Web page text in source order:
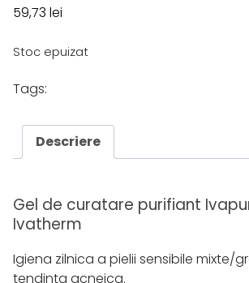
59,73 lei
Stoc epuizat
Tags:
Descriere
Gel de curatare purifiant
Ivatherm
Igiena zilnica a pielii sensibile mixte/
tendinta acneica.